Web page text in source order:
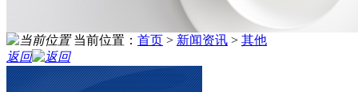
当前位置： 首页 > 新闻资讯 > 其他
返回